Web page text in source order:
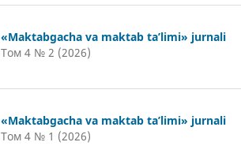
«Maktabgacha va maktab ta’limi» jurnali
Том 4 № 2 (2026)
«Maktabgacha va maktab ta’limi» jurnali
Том 4 № 1 (2026)